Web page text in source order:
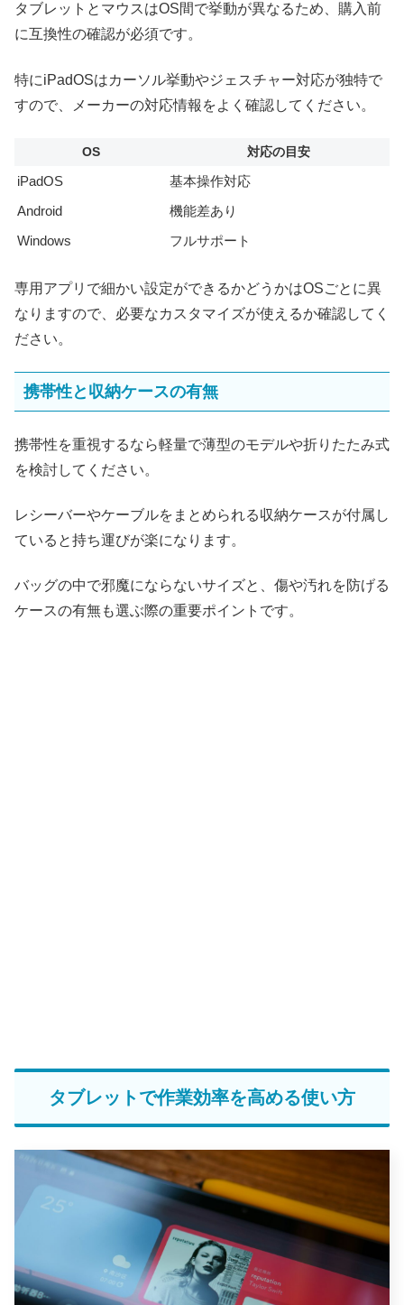
タブレットとマウスはOS間で挙動が異なるため、購入前
に互換性の確認が必須です。
特にiPadOSはカーソル挙動やジェスチャー対応が独特で
すので、メーカーの対応情報をよく確認してください。
OS 対応の目安
iPadOS
基本操作対応
Android
機能差あり
Windows
フルサポート
専用アプリで細かい設定ができるかどうかはOSごとに異
なりますので、必要なカスタマイズが使えるか確認してく
ださい。
携帯性と収納ケースの有無
携帯性を重視するなら軽量で薄型のモデルや折りたたみ式
を検討してください。
レシーバーやケーブルをまとめられる収納ケースが付属し
ていると持ち運びが楽になります。
バッグの中で邪魔にならないサイズと、傷や汚れを防げる
ケースの有無も選ぶ際の重要ポイントです。
タブレットで作業効率を高める使い方